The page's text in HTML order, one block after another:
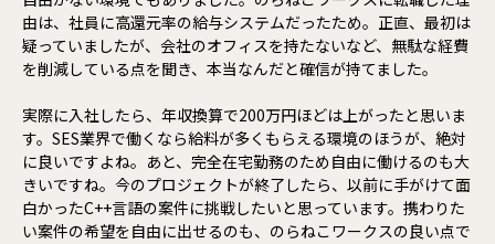
由は、社員に高還元率の給与システムだったため。正直、最初は
疑っていましたが、会社のオフィスを持たないなど、無駄な経費
を削減している点を聞き、本当なんだと確信が持てました。
実際に入社したら、年収換算で200万円ほどは上がったと思いま
す。SES業界で働くなら給料が多くもらえる環境のほうが、絶対
に良いですよね。あと、完全在宅勤務のため自由に働けるのも大
きいですね。今のプロジェクトが終了したら、以前に手がけて面
白かったC++言語の案件に挑戦したいと思っています。携わりた
い案件の希望を自由に出せるのも、のらねこワークスの良い点で